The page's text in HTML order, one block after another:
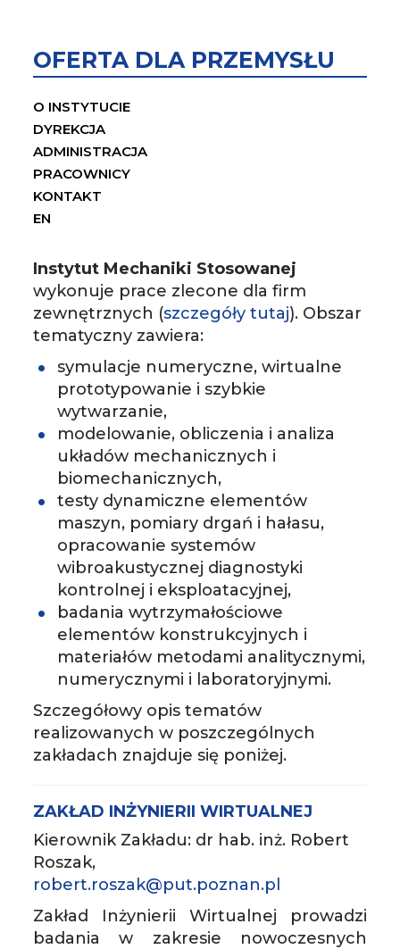
OFERTA DLA PRZEMYSŁU
O INSTYTUCIE
DYREKCJA
ADMINISTRACJA
PRACOWNICY
KONTAKT
EN
Instytut Mechaniki Stosowanej
wykonuje prace zlecone dla firm
zewnętrznych (szczegóły tutaj). Obszar
tematyczny zawiera:
symulacje numeryczne, wirtualne
prototypowanie i szybkie
wytwarzanie,
modelowanie, obliczenia i analiza
układów mechanicznych i
biomechanicznych,
testy dynamiczne elementów
maszyn, pomiary drgań i hałasu,
opracowanie systemów
wibroakustycznej diagnostyki
kontrolnej i eksploatacyjnej,
badania wytrzymałościowe
elementów konstrukcyjnych i
materiałów metodami analitycznymi,
numerycznymi i laboratoryjnymi.
Szczegółowy opis tematów
realizowanych w poszczególnych
zakładach znajduje się poniżej.
ZAKŁAD INŻYNIERII WIRTUALNEJ
Kierownik Zakładu: dr hab. inż. Robert
Roszak,
robert.roszak@put.poznan.pl
Zakład Inżynierii Wirtualnej prowadzi
badania w zakresie nowoczesnych